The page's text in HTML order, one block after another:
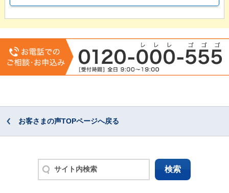
お客さまの声TOPページへ戻る